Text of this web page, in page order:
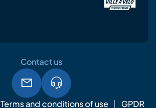
Terms and conditions of use GPDR
Contact us